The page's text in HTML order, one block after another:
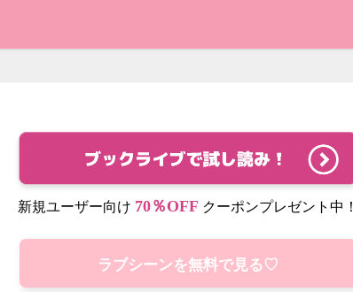
新規ユーザー向け 70％OFF クーポンプレゼント中！
ラブシーンを無料で見る♡